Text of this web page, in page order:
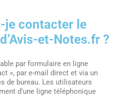
je contacter le
et-Notes.fr ?
par formulaire en ligne
», par e-mail direct et via un
de bureau. Les utilisateurs
d’une ligne téléphonique